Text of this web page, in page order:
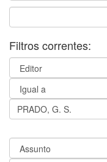
Filtros correntes: